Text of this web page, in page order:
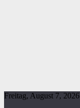
Freitag, August 7, 2026